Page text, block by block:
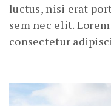
luctus, nisi erat
sem nec elit.
consectetur